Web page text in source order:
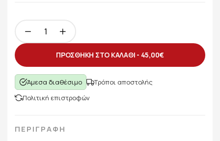
ΠΡΟΣΘΗΚΗ ΣΤΟ ΚΑΛΑΘΙ - 45,00€
Άμεσα διαθέσιμο
Τρόποι αποστολής
Πολιτική επιστροφών
ΠΕΡΙΓΡΑΦΗ